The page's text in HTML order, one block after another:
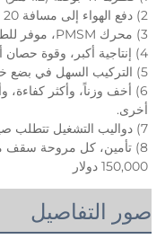
2) دفع الهواء إلى مسافة 20 متر
3) محرك PMSM، موفر للطاقة
4) إنتاجية أكبر، وقوة حصان أقل.
5) التركيب السهل في بضع خطوات فقط.
أخرى.
7) دواليب التشغيل تتطلب صيانة أقل لتحقيق عمر أطول.
150,000 دولار
صور التفاصيل